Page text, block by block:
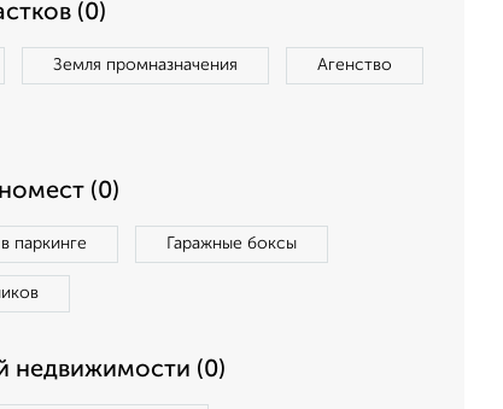
(0)
Земля промназначения Агенство
(0)
паркинге Гаражные боксы
недвижимости (0)